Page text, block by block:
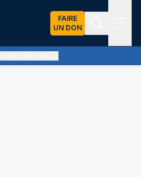
FAIRE
UN DON
quelques averses de pluie, faibles à